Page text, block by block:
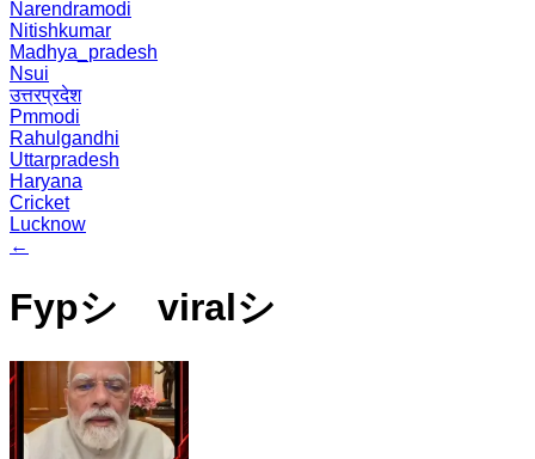
Narendramodi
Nitishkumar
Madhya_pradesh
Nsui
उत्तरप्रदेश
Pmmodi
Rahulgandhi
Uttarpradesh
Haryana
Cricket
Lucknow
←
Fypシ゚viralシ